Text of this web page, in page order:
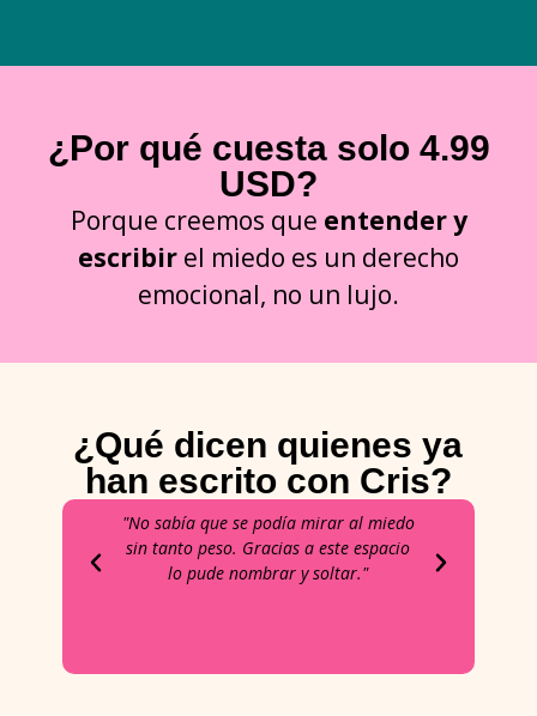
¿Por qué cuesta solo 4.99
USD?
Porque creemos que entender y
escribir el miedo es un derecho
emocional, no un lujo.
¿Qué dicen quienes ya
han escrito con Cris?
"No sabía que se podía mirar al miedo
sin tanto peso. Gracias a este espacio
lo pude nombrar y soltar."